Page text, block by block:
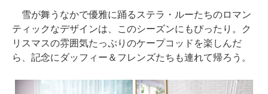
雪が舞うなかで優雅に踊るステラ・ルーたちのロマン
ティックなデザインは、このシーズンにもぴったり。ク
リスマスの雰囲気たっぷりのケープコッドを楽しんだ
ら、記念にダッフィー＆フレンズたちも連れて帰ろう。